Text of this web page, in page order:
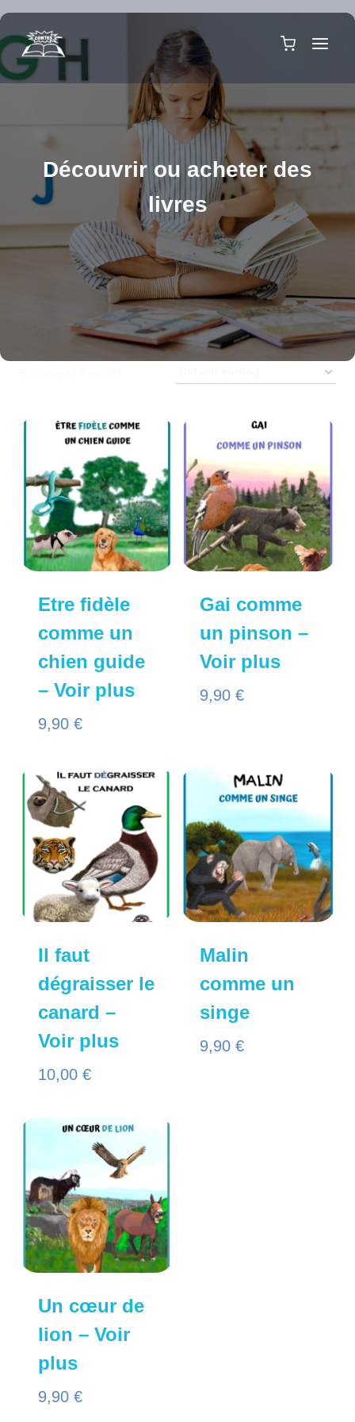
contenu
Découvrir ou acheter des
livres
Etre fidèle
comme un
chien guide
– Voir plus
9,90 €
Gai comme
un pinson –
Voir plus
9,90 €
Il faut
dégraisser le
canard –
Voir plus
10,00 €
Malin
comme un
singe
9,90 €
Un cœur de
lion – Voir
plus
9,90 €